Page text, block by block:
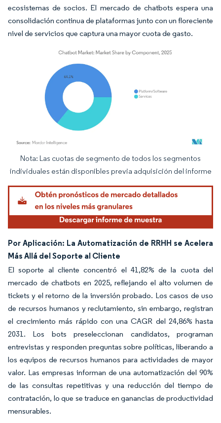
ecosistemas de socios. El mercado de chatbots espera una
consolidación continua de plataformas junto con un floreciente
nivel de servicios que captura una mayor cuota de gasto.
Imagen © Mordor Intelligence. El uso requiere atribución según CC BY 4.0.
Nota: Las cuotas de segmento de todos los segmentos
individuales están disponibles previa adquisición del informe
Por Aplicación: La Automatización de RRHH se Acelera
Más Allá del Soporte al Cliente
El soporte al cliente concentró el 41,82% de la cuota del
mercado de chatbots en 2025, reflejando el alto volumen de
tickets y el retorno de la inversión probado. Los casos de uso
de recursos humanos y reclutamiento, sin embargo, registran
el crecimiento más rápido con una CAGR del 24,86% hasta
2031. Los bots preseleccionan candidatos, programan
entrevistas y responden preguntas sobre políticas, liberando a
los equipos de recursos humanos para actividades de mayor
valor. Las empresas informan de una automatización del 90%
de las consultas repetitivas y una reducción del tiempo de
contratación, lo que se traduce en ganancias de productividad
mensurables.